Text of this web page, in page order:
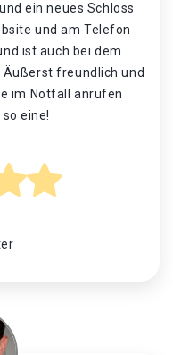
ein neues Schloss
und am Telefon
ist auch bei dem
Äußerst freundlich und
im Notfall anrufen
eine!